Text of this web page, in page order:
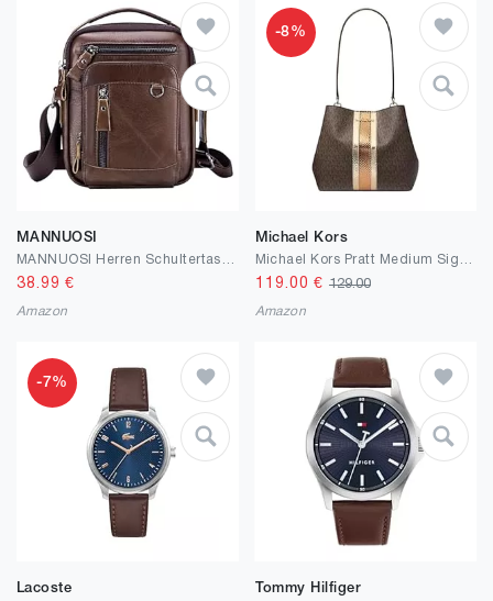
MANNUOSI
38.99 €
Amazon
-8%
Michael Kors
119.00 € 129.00
Amazon
-7%
Lacoste
Tommy Hilfiger